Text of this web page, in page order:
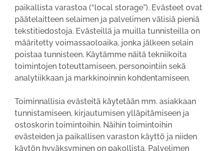
paikallista varastoa (“local storage”). Evästeet ovat
päätelaitteen selaimen ja palvelimen välisiä pieniä
tekstitiedostoja. Evästeillä ja muilla tunnisteilla on
määritetty voimassaoloaika, jonka jälkeen selain
poistaa tunnisteen. Käytämme näitä tekniikoita
toimintojen toteuttamiseen, personointiin sekä
analytiikkaan ja markkinoinnin kohdentamiseen.
Toiminnallisia evästeitä käytetään mm. asiakkaan
tunnistamiseen, kirjautumisen ylläpitämiseen ja
ostoskorin toimintoihin. Näihin toimintoihin
evästeiden ja paikallisen varaston käyttö ja niiden
käytön hyväksyminen on pakollista. Palvelimen